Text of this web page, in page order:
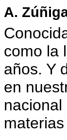
A.
como la
años. Y
en
nacional